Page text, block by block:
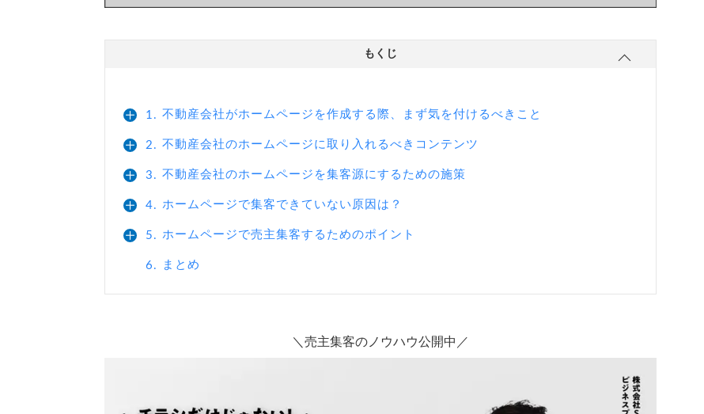
もくじ
1. 不動産会社がホームページを作成する際、まず気を付けるべきこと
2. 不動産会社のホームページに取り入れるべきコンテンツ
3. 不動産会社のホームページを集客源にするための施策
4. ホームページで集客できていない原因は？
5. ホームページで売主集客するためのポイント
6. まとめ
＼売主集客のノウハウ公開中／